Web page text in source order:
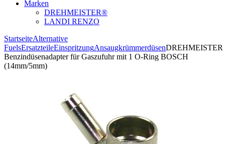
Marken
DREHMEISTER®
LANDI RENZO
StartseiteAlternative
FuelsErsatzteileEinspritzungAnsaugkrümmerdüsenDREHMEISTER
Benzindüsenadapter für Gaszufuhr mit 1 O-Ring BOSCH
(14mm/5mm)